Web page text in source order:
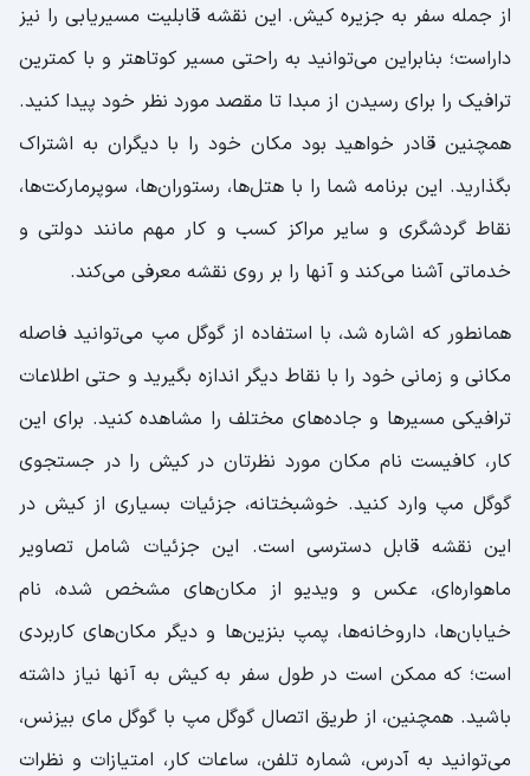
از جمله سفر به جزیره کیش. این نقشه قابلیت مسیریابی را نیز
داراست؛ بنابراین می‌توانید به راحتی مسیر کوتاهتر و با کمترین
ترافیک را برای رسیدن از مبدا تا مقصد مورد نظر خود پیدا کنید.
همچنین قادر خواهید بود مکان خود را با دیگران به اشتراک
بگذارید. این برنامه شما را با هتل‌ها، رستوران‌ها، سوپرمارکت‌ها،
نقاط گردشگری و سایر مراکز کسب و کار مهم مانند دولتی و
خدماتی آشنا می‌کند و آنها را بر روی نقشه معرفی می‌کند.
همانطور که اشاره شد، با استفاده از گوگل مپ می‌توانید فاصله
مکانی و زمانی خود را با نقاط دیگر اندازه بگیرید و حتی اطلاعات
ترافیکی مسیرها و جاده‌های مختلف را مشاهده کنید. برای این
کار، کافیست نام مکان مورد نظرتان در کیش را در جستجوی
گوگل مپ وارد کنید. خوشبختانه، جزئیات بسیاری از کیش در
این نقشه قابل دسترسی است. این جزئیات شامل تصاویر
ماهواره‌ای، عکس و ویدیو از مکان‌های مشخص شده، نام
خیابان‌ها، داروخانه‌ها، پمپ بنزین‌ها و دیگر مکان‌های کاربردی
است؛ که ممکن است در طول سفر به کیش به آنها نیاز داشته
باشید. همچنین، از طریق اتصال گوگل مپ با گوگل مای بیزنس،
می‌توانید به آدرس، شماره تلفن، ساعات کار، امتیازات و نظرات